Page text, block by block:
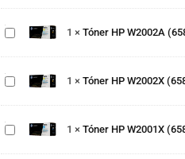
Capacidad
– 28,000
Páginas
Yellow
Original
para
LaserJet
M751 –
6,000
Páginas
1 × Tóner HP W2002A
Tóner HP
W2002X
(658X)
Yellow
Original
Alta
Capacidad
– 28,000
Páginas
1 × Tóner HP W2002X
Tóner HP
W2001X
(658X)
Cian
Original
Alta
Capacidad
1 × Tóner HP W2001X
Tóner HP
W2000X
(658X)
Negro